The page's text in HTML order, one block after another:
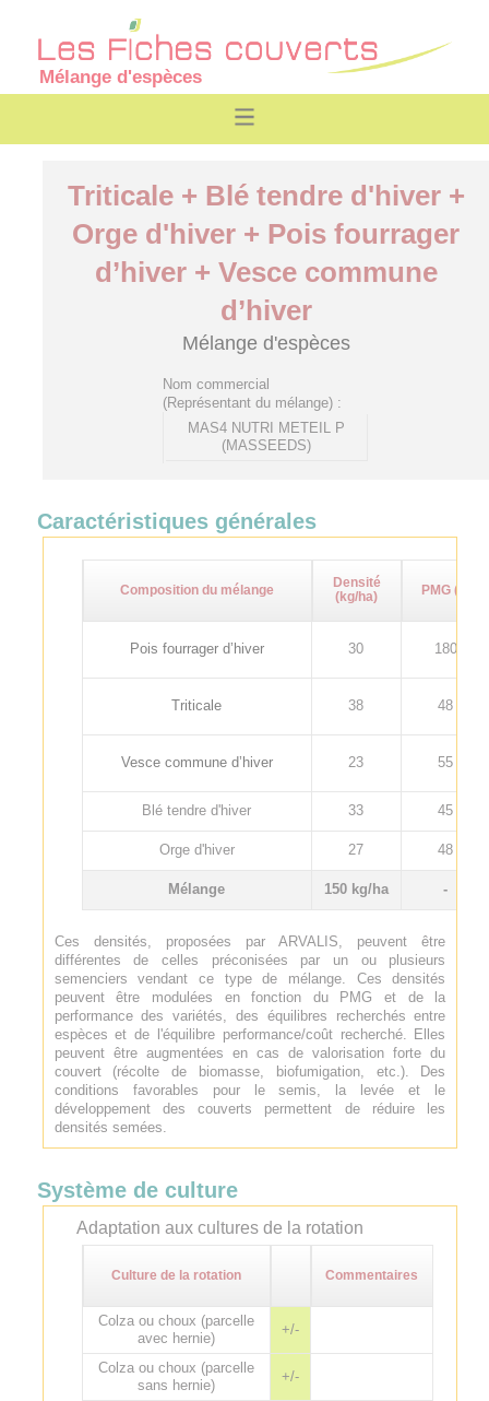
Mélange d'espèces
Triticale + Blé tendre d'hiver +
Orge d'hiver + Pois fourrager
d’hiver + Vesce commune
d’hiver
Mélange d'espèces
Nom commercial
(Représentant du mélange) :
MAS4 NUTRI METEIL P
(MASSEEDS)
Caractéristiques générales
Composition du mélange
Densité
(kg/ha)
PMG (g)
Pois fourrager d’hiver 30 180
Triticale 38 48
Vesce commune d’hiver 23 55
Blé tendre d'hiver 33 45
Orge d'hiver 27 48
Mélange 150 kg/ha -
Ces densités, proposées par ARVALIS, peuvent être
différentes de celles préconisées par un ou plusieurs
semenciers vendant ce type de mélange. Ces densités
peuvent être modulées en fonction du PMG et de la
performance des variétés, des équilibres recherchés entre
espèces et de l'équilibre performance/coût recherché. Elles
peuvent être augmentées en cas de valorisation forte du
couvert (récolte de biomasse, biofumigation, etc.). Des
conditions favorables pour le semis, la levée et le
développement des couverts permettent de réduire les
densités semées.
Système de culture
Adaptation aux cultures de la rotation
Culture de la rotation Commentaires
Colza ou choux (parcelle
avec hernie)
+/-
Colza ou choux (parcelle
sans hernie)
+/-